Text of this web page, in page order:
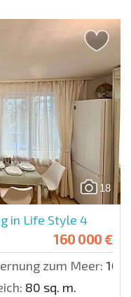
18
in Life Style 4
160 000 €
zum Meer: 100
80 sq. m.